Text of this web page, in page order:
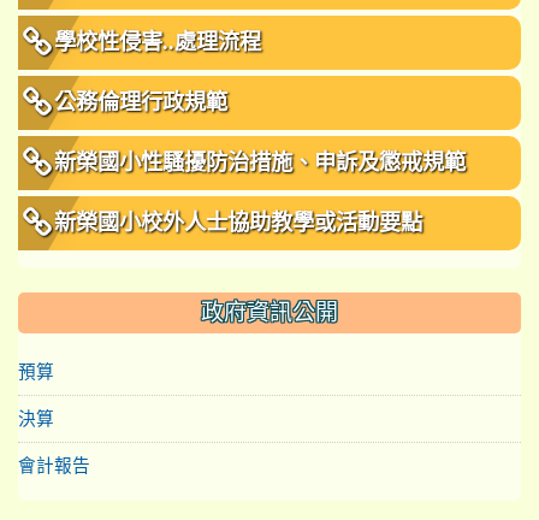
學校性侵害..處理流程
公務倫理行政規範
新榮國小性騷擾防治措施、申訴及懲戒規範
新榮國小校外人士協助教學或活動要點
政府資訊公開
預算
決算
會計報告